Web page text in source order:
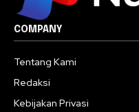
COMPANY
Tentang Kami
Redaksi
Kebijakan Privasi